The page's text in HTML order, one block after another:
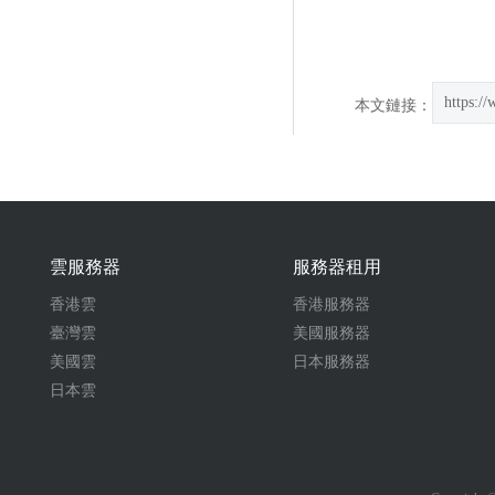
本文鏈接： https://
雲服務器
香港雲
臺灣雲
美國雲
日本雲
服務器租用
香港服務器
美國服務器
日本服務器